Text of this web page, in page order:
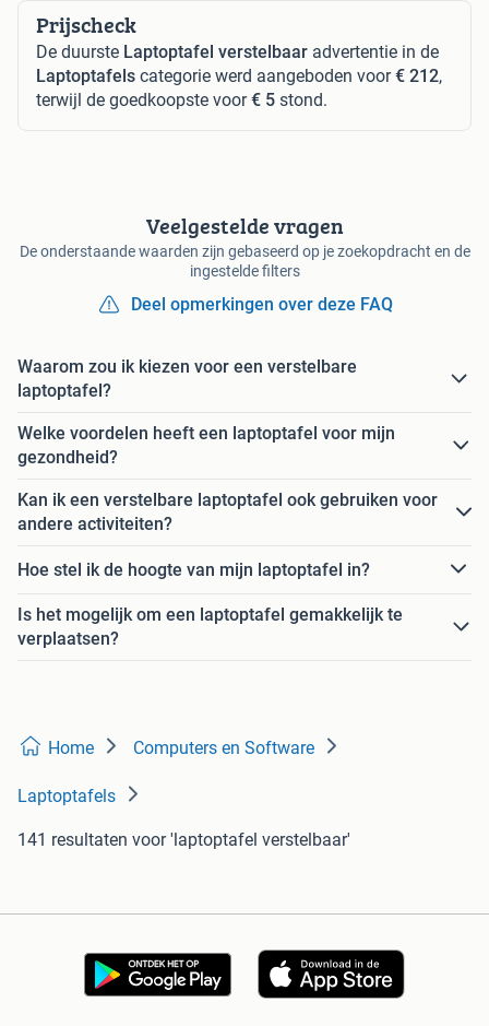
Prijscheck
De duurste Laptoptafel verstelbaar advertentie in de
Laptoptafels categorie werd aangeboden voor€ 212,
terwijl de goedkoopste voor€ 5 stond.
Veelgestelde vragen
De onderstaande waarden zijn gebaseerd op je zoekopdracht en de
ingestelde filters
Deel opmerkingen over deze FAQ
Waarom zou ik kiezen voor een verstelbare
laptoptafel?
Welke voordelen heeft een laptoptafel voor mijn
gezondheid?
Kan ik een verstelbare laptoptafel ook gebruiken voor
andere activiteiten?
Hoe stel ik de hoogte van mijn laptoptafel in?
Is het mogelijk om een laptoptafel gemakkelijk te
verplaatsen?
Home Computers en Software
Laptoptafels
141 resultaten voor 'laptoptafel verstelbaar'